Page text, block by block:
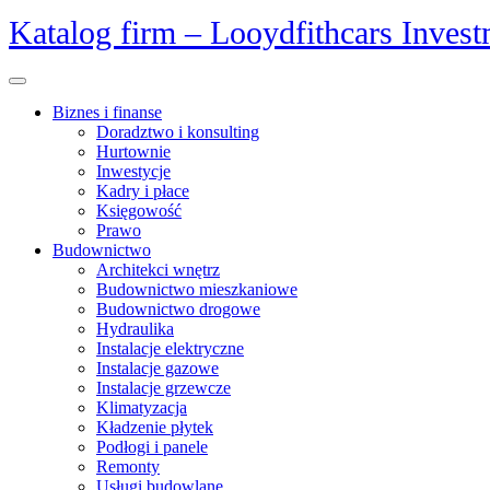
Skip
to
Katalog firm – Looydfithcars
Open
Biznes i finanse
Doradztwo i konsulting
Hurtownie
Inwestycje
Kadry i płace
Księgowość
Prawo
Budownictwo
Architekci wnętrz
Budownictwo mieszkaniowe
Budownictwo drogowe
Hydraulika
Instalacje elektryczne
Instalacje gazowe
Instalacje grzewcze
Klimatyzacja
Kładzenie płytek
Podłogi i panele
Remonty
Usługi budowlane